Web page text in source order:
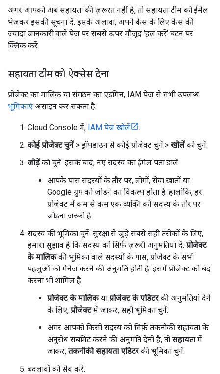
अगर आपको अब सहायता की ज़रूरत नहीं है, तो सहायता टीम को ईमेल
भेजकर इसकी सूचना दें. इसके अलावा, अपने केस के लिए केस की
ज़्यादा जानकारी वाले पेज पर सबसे ऊपर मौजूद 'हल करें' बटन पर
क्लिक करें.
सहायता टीम को ऐक्सेस देना
प्रोजेक्ट का मालिक या संगठन का एडमिन, IAM पेज से सभी उपलब्ध
भूमिकाएं असाइन कर सकता है.
Cloud Console में, IAM पेज खोलें
.
कोई प्रोजेक्ट चुनें> ड्रॉपडाउन से कोई प्रोजेक्ट चुनें > खोलेंको चुनें.
जोड़ेंको चुनें. इसके बाद, नए सदस्य का ईमेल पता डालें.
आपके पास सदस्यों के तौर पर, लोगों, सेवा खातों या
Google ग्रुप को जोड़ने का विकल्प होता है. हालांकि, हर
प्रोजेक्ट में कम से कम एक व्यक्ति को सदस्य के तौर पर
जोड़ना ज़रूरी है.
सदस्य की भूमिका चुनें. सुरक्षा से जुड़े सबसे सही तरीकों के लिए,
हमारा सुझाव है कि सदस्य को सिर्फ़ ज़रूरी अनुमतियां दें. प्रोजेक्ट
के मालिककी भूमिका वाले सदस्यों के पास, प्रोजेक्ट के सभी
पहलुओं को मैनेज करने की अनुमति होती है. इसमें प्रोजेक्ट को बंद
करना भी शामिल है.
प्रोजेक्ट के मालिकया प्रोजेक्ट के एडिटरकी अनुमतियां देने
के लिए, प्रोजेक्टमें जाकर, सही भूमिका चुनें.
अगर आपको किसी सदस्य को सिर्फ़ तकनीकी सहायता के
अनुरोध सबमिट करने की अनुमति देनी है, तो सहायतामें
जाकर, तकनीकी सहायता एडिटरकी भूमिका चुनें.
बदलावों को सेव करें.